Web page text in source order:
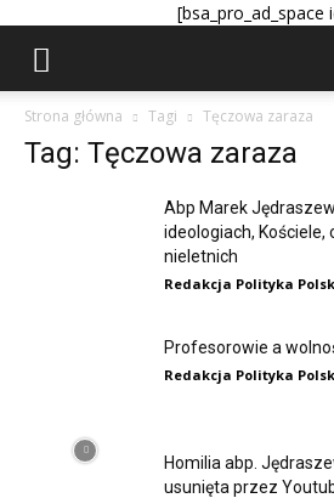
[bsa_pro_ad_space
Strona główna Tagi Tęczowa zaraza
Tag: Tęczowa zaraza
Abp Marek
ideologiach, Kościele,
nieletnich
Redakcja Polityka
Profesorowie a
Redakcja Polityka
Homilia abp.
usunięta przez